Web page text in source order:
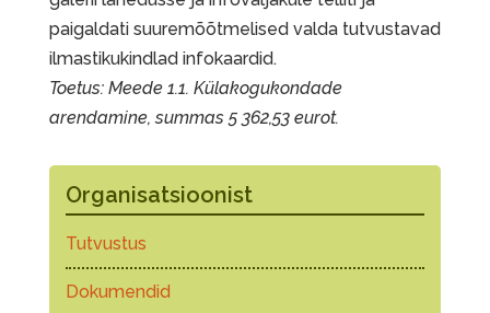
paigaldati suuremõõtmelised valda tutvustavad
ilmastikukindlad infokaardid.
Toetus: Meede 1.1. Külakogukondade
arendamine, summas 5 362,53 eurot.
Organisatsioonist
Tutvustus
Dokumendid